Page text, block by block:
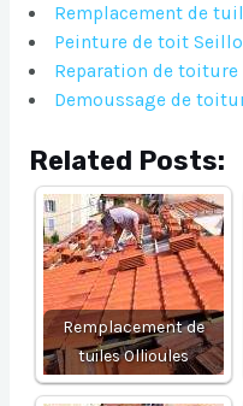
Remplacement de
Peinture de toit
Reparation de toiture
Demoussage de
Related Posts:
Remplacement de
tuiles Ollioules